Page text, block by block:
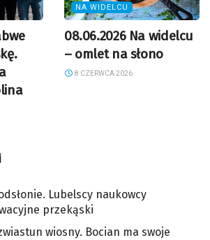
NA WIDELCU
08.06.2026 Na widelcu
– omlet na słono
8 CZERWCA 2026
Lubelscy naukowcy
przekąski
wiosny. Bocian ma swoje